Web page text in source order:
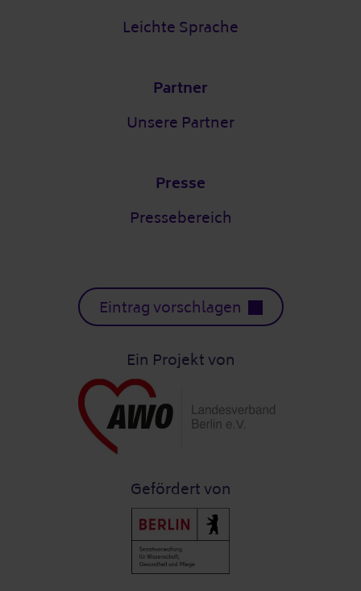
Leichte Sprache
Partner
Unsere Partner
Presse
Pressebereich
Eintrag vorschlagen
Ein Projekt von
Gefördert von